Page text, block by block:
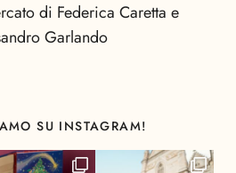
di Federica Caretta e
Garlando
SU INSTAGRAM!